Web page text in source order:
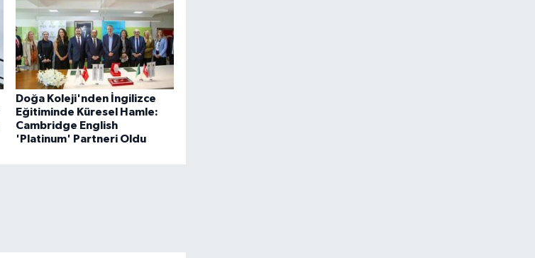
Doğa Koleji'nden İngilizce
Eğitiminde Küresel Hamle:
Cambridge English
'Platinum' Partneri Oldu